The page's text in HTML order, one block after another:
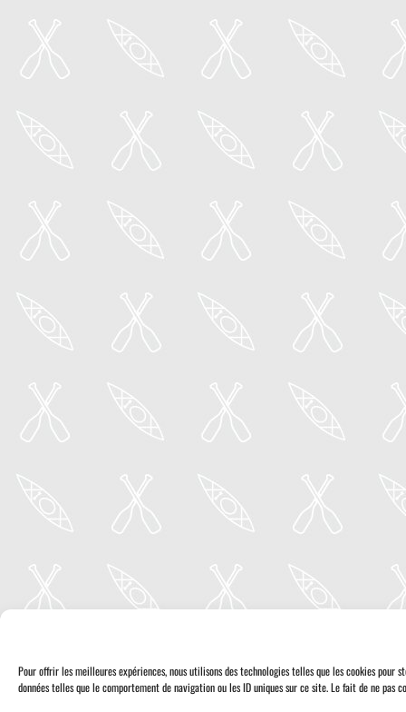
Pour offrir les meilleures expériences, nous utilisons des technologies telles que les cookies
données telles que le comportement de navigation ou les ID uniques sur ce site. Le fait de ne